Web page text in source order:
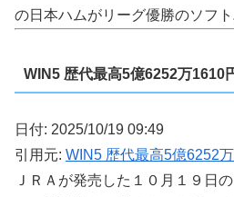
の日本ハムがリーグ優勝のソフ
WIN5 歴代最高5億6252万1610
日付: 2025/10/19 09:49
引用元: WIN5 歴代最高5億6252
ＪＲＡが発売した１０月１９日